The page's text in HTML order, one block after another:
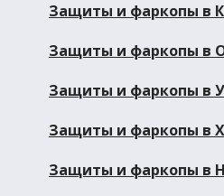
Защиты и фаркопы в
Защиты и фаркопы в
Защиты и фаркопы в
Защиты и фаркопы в
Защиты и фаркопы в